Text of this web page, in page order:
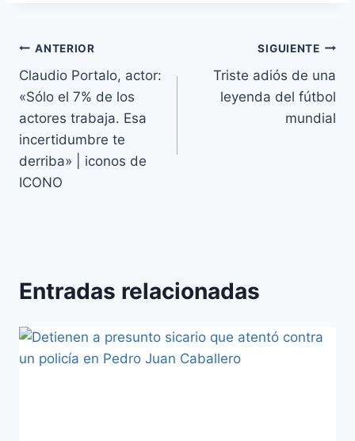
ANTERIOR
Claudio Portalo, actor:
«Sólo el 7% de los
actores trabaja. Esa
incertidumbre te
derriba» | iconos de
ICONO
SIGUIENTE
Triste adiós de una
leyenda del fútbol
mundial
Entradas relacionadas